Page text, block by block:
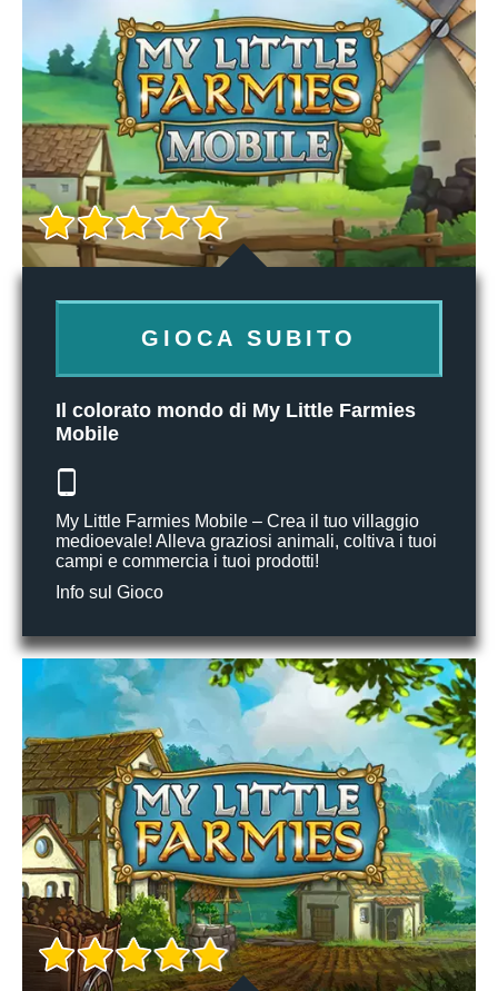
GIOCA SUBITO
Il colorato mondo di My Little Farmies
Mobile
My Little Farmies Mobile – Crea il tuo villaggio
medioevale! Alleva graziosi animali, coltiva i tuoi
campi e commercia i tuoi prodotti!
Info sul Gioco